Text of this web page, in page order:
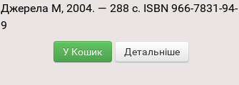
Джерела М, 2004. — 288 с. ISBN 966-7831-94-
9
У Кошик Детальніше